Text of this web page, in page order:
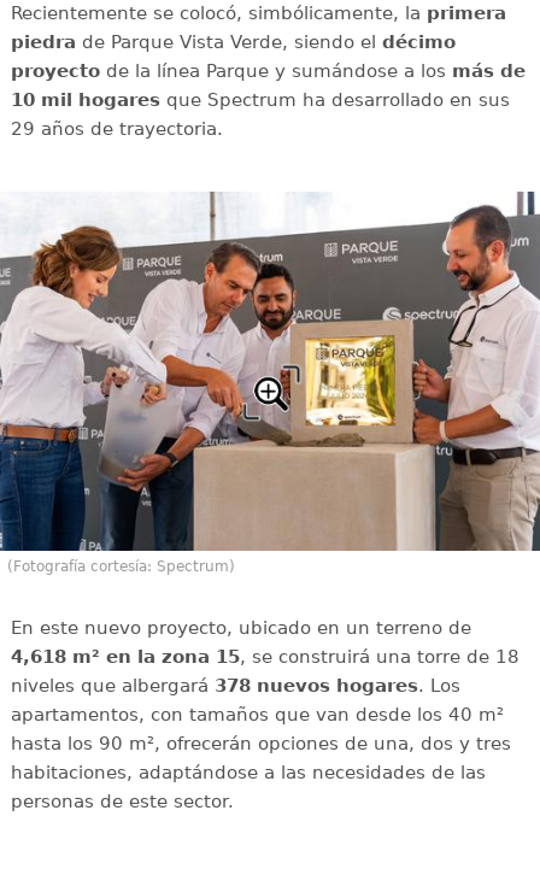
Recientemente se colocó, simbólicamente, la primera
piedra de Parque Vista Verde, siendo el décimo
proyectode la línea Parque y sumándose a los más de
10 mil hogaresque Spectrum ha desarrollado en sus
29 años de trayectoria.
(Fotografía cortesía: Spectrum)
En este nuevo proyecto, ubicado en un terreno de
4,618 m² en la zona 15, se construirá una torre de 18
niveles que albergará 378 nuevos hogares. Los
apartamentos, con tamaños que van desde los 40 m²
hasta los 90 m², ofrecerán opciones de una, dos y tres
habitaciones, adaptándose a las necesidades de las
personas de este sector.